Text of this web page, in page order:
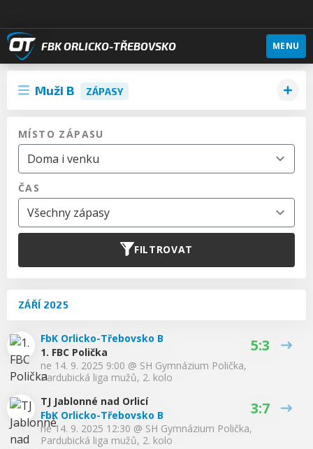
FBK ORLICKO-TŘEBOVSKO MENU
Muži B ZÁPASY
MÍSTO ZÁPASU
ČAS
FILTROVAT
ZÁŘÍ 2025
FbK Orlicko-Třebovsko B
1. FBC Polička
5:3
ne 14. 9. 2025 9:00 @ SH Gymnázium Polička,
Pardubická liga mužů, 2. kolo
TJ Jablonné nad Orlicí
FbK Orlicko-Třebovsko B
3:7
ne 14. 9. 2025 12:30 @ SH Gymnázium Polička,
Pardubická liga mužů, 2. kolo